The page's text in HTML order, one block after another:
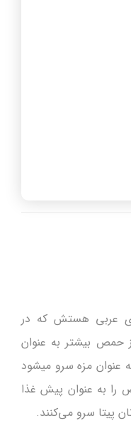
عربی هستش که در
حمص بیشتر به عنوان
عنوان مزه سرو میشود
را به عنوان پیش غذا
پیتا سرو می‌کنند.